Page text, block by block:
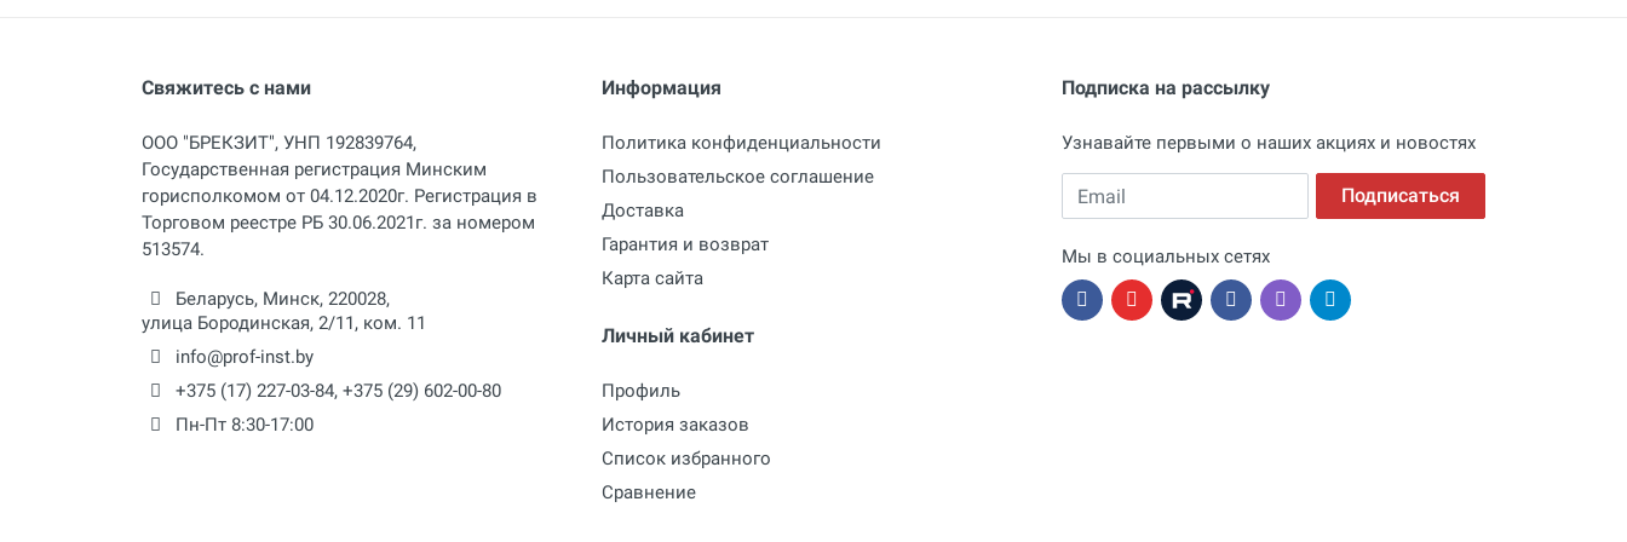
Свяжитесь с нами
ООО "БРЕКЗИТ", УНП 192839764,
Государственная регистрация Минским
горисполкомом от 04.12.2020г. Регистрация в
Торговом реестре РБ 30.06.2021г. за номером
513574.
Беларусь, Минск, 220028,
улица Бородинская, 2/11, ком. 11
info@prof-inst.by
+375 (17) 227-03-84, +375 (29) 602-00-80
Пн-Пт 8:30-17:00
Информация
Политика конфиденциальности
Пользовательское соглашение
Доставка
Гарантия и возврат
Карта сайта
Личный кабинет
Профиль
История заказов
Список избранного
Сравнение
Подписка на рассылку
Узнавайте первыми о наших акциях и новостях
Email Подписаться
Мы в социальных сетях